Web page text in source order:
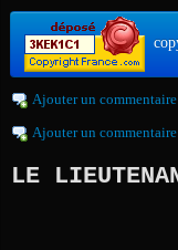
Ajouter un commentaire
Ajouter un commentaire
LE